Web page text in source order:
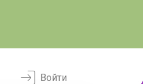
Войти